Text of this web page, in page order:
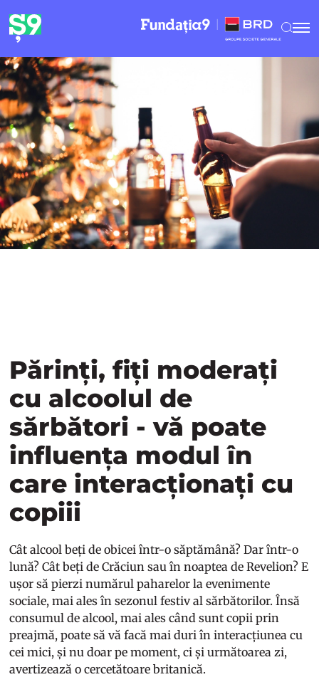
Părinți, fiți moderați
cu alcoolul de
sărbători - vă poate
influența modul în
care interacționați cu
copiii
Cât alcool beți de obicei într-o săptămână? Dar într-o
lună? Cât beți de Crăciun sau în noaptea de Revelion? E
ușor să pierzi numărul paharelor la evenimente
sociale, mai ales în sezonul festiv al sărbătorilor. Însă
consumul de alcool, mai ales când sunt copii prin
preajmă, poate să vă facă mai duri în interacțiunea cu
cei mici, și nu doar pe moment, ci și următoarea zi,
avertizează o cercetătoare britanică.